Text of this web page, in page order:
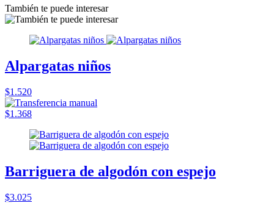
También te puede interesar
Alpargatas niños
$1.520
$1.368
Barriguera de algodón con espejo
$3.025